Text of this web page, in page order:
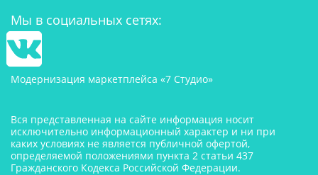
Мы в социальных сетях:
Модернизация маркетплейса «7 Студио»
Вся представленная на сайте информация носит
исключительно информационный характер и ни при
каких условиях не является публичной офертой,
определяемой положениями пункта 2 статьи 437
Гражданского Кодекса Российской Федерации.